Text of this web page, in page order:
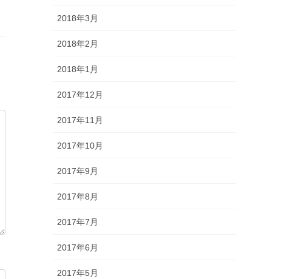
2018年3月
2018年2月
2018年1月
2017年12月
2017年11月
2017年10月
2017年9月
2017年8月
2017年7月
2017年6月
2017年5月